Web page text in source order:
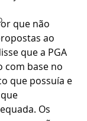
que não
ao
que a PGA
com base no
que possuía e
Os